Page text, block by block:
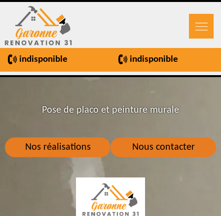
indisponible indisponible
Nos réalisations Nous contacter
Pose de placo et peinture murale